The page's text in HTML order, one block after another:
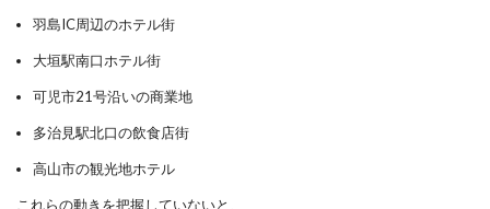
羽島IC周辺のホテル街
大垣駅南口ホテル街
可児市21号沿いの商業地
多治見駅北口の飲食店街
高山市の観光地ホテル
これらの動きを把握していないと、